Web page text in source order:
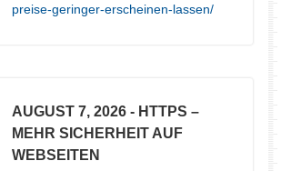
preise-geringer-erscheinen-lassen/
AUGUST 7, 2026 - HTTPS –
MEHR SICHERHEIT AUF
WEBSEITEN